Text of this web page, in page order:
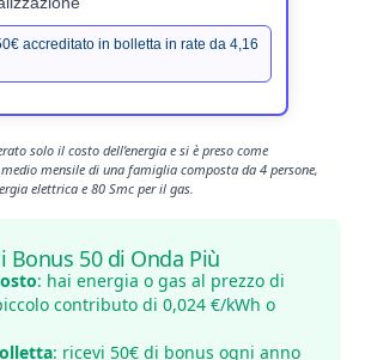
accreditato in bolletta in rate da 4,16
solo il costo dell'energia e si è preso come
mensile di una famiglia composta da 4 persone,
elettrica e 80 Smc per il gas.
Bonus 50 di Onda Più
: hai energia o gas al prezzo di
contributo di 0,024 €/kWh o
: ricevi 50€ di bonus ogni anno